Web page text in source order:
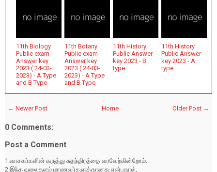
11th Biology
Public exam
Answer key
2023 ( 24-03-
2023) - A Type
and B Type
11th Botany
Public exam
Answer key
2023 ( 24-03-
2023) - A Type
and B Type
11th History
Public Answer
key 2023 - B
type
11th History
Public Answer
key 2023 - A
type
← Newer Post Older Post →
Home
0 Comments:
Post a Comment
1.வாசகர்களின் கருத்து சுதந்திரத்தை வரவேற்கின்றோம்.
2.இந்த வலைதளம் மாணவர்களுக்கானது என்பதால்,